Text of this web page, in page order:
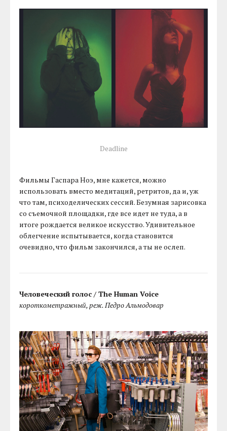
Deadline
Фильмы Гаспара Ноэ, мне кажется, можно
использовать вместо медитаций, ретритов, да и, уж
что там, психоделических сессий. Безумная зарисовка
со съемочной площадки, где все идет не туда, а в
итоге рождается великое искусство. Удивительное
облегчение испытывается, когда становится
очевидно, что фильм закончился, а ты не ослеп.
Человеческий голос / The Human Voice
короткометражный, реж. Педро Альмодовар